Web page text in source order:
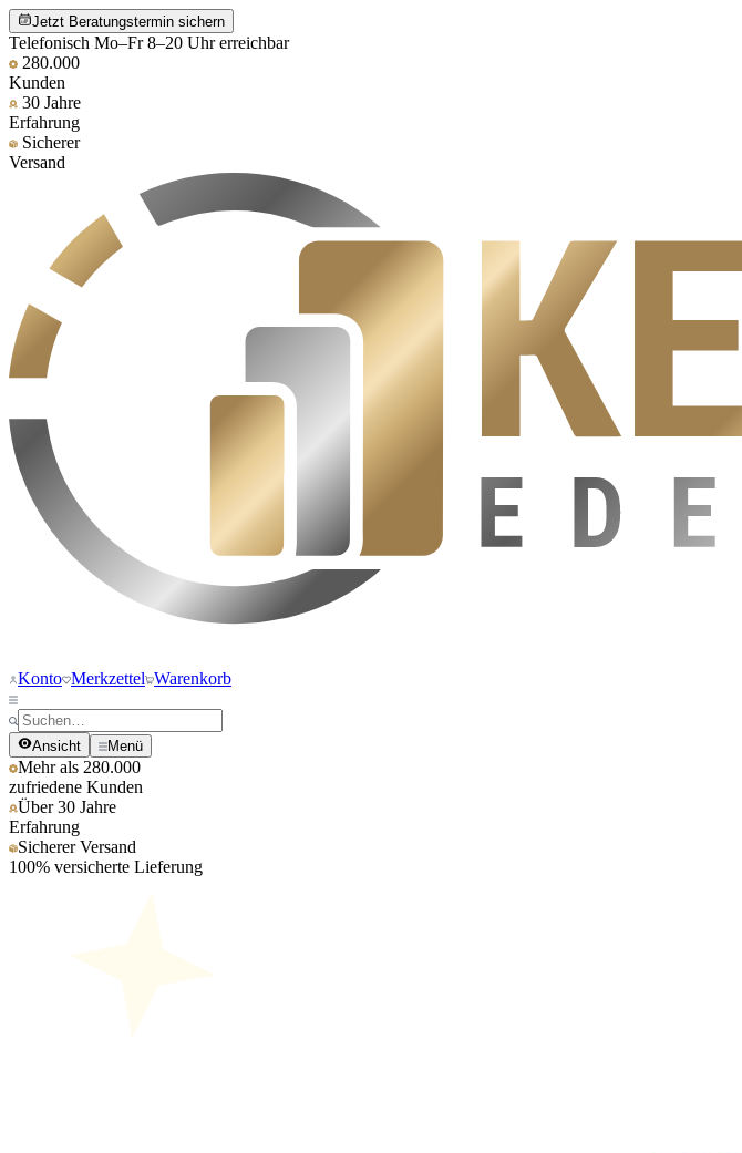
Jetzt Beratungstermin sichern
Telefonisch Mo–Fr 8–20 Uhr erreichbar
280.000
Kunden
30 Jahre
Erfahrung
Sicherer
Versand
Konto Merkzettel Warenkorb
Ansicht Menü
Mehr als 280.000
zufriedene Kunden
Über 30 Jahre
Erfahrung
Sicherer Versand
100% versicherte Lieferung